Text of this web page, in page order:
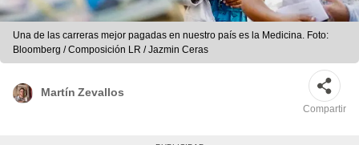
Una de las carreras mejor pagadas en nuestro país es la Medicina. Foto:
Bloomberg / Composición LR / Jazmin Ceras
Martín Zevallos
Compartir